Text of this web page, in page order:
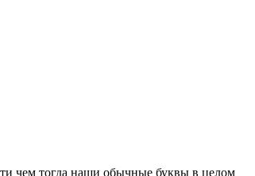
чем тогда наши обычные буквы в целом